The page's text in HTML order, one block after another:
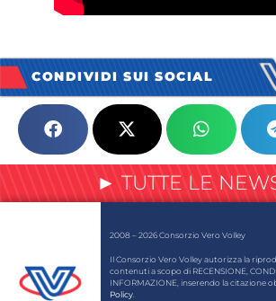
CONDIVIDI SUI SOCIAL
► TUTTE LE
2008 – 2026 Consorzio Vero Volley
Il Consorzio Vero Volley autorizza la
contenuti a scopo di RECENSIONE,
INFORMAZIONE, inserendo la citazione
Policy